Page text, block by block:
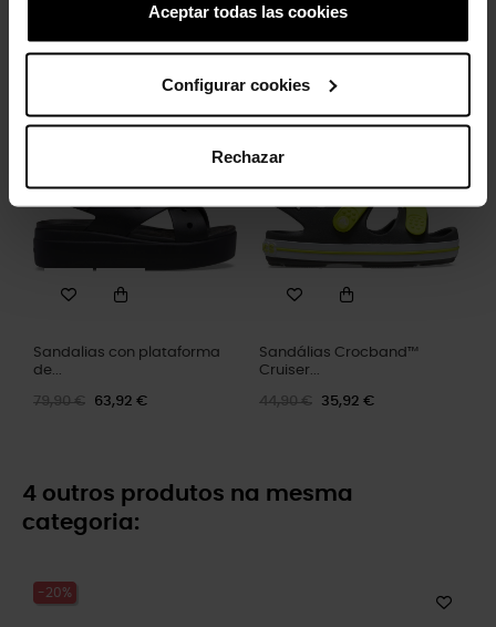
Aceptar todas las cookies
Configurar cookies
Rechazar
Tamancos Crocband™ K
Chinelos Crocband™ U
Sandalias con plataforma
de...
79,90 € 63,92 €
Sandálias Crocband™
Cruiser...
44,90 € 35,92 €
4 outros produtos na mesma
categoria:
-20%